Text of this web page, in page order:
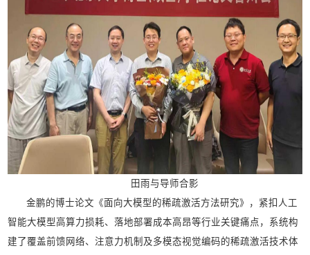
田雨与导师合影
金鹏的博士论文《面向大模型的稀疏激活方法研究》，紧扣人工
智能大模型高算力损耗、落地部署成本高昂等行业关键痛点，系统构
建了覆盖前馈网络、注意力机制及多模态视觉编码的稀疏激活技术体